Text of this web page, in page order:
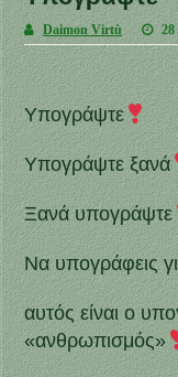
Daimon Virtù 28
Υπογράψτε
Υπογράψτε ξανά
Ξανά υπογράψτε
Να υπογράφεις
αυτός είναι ο
«ανθρωπισμός»